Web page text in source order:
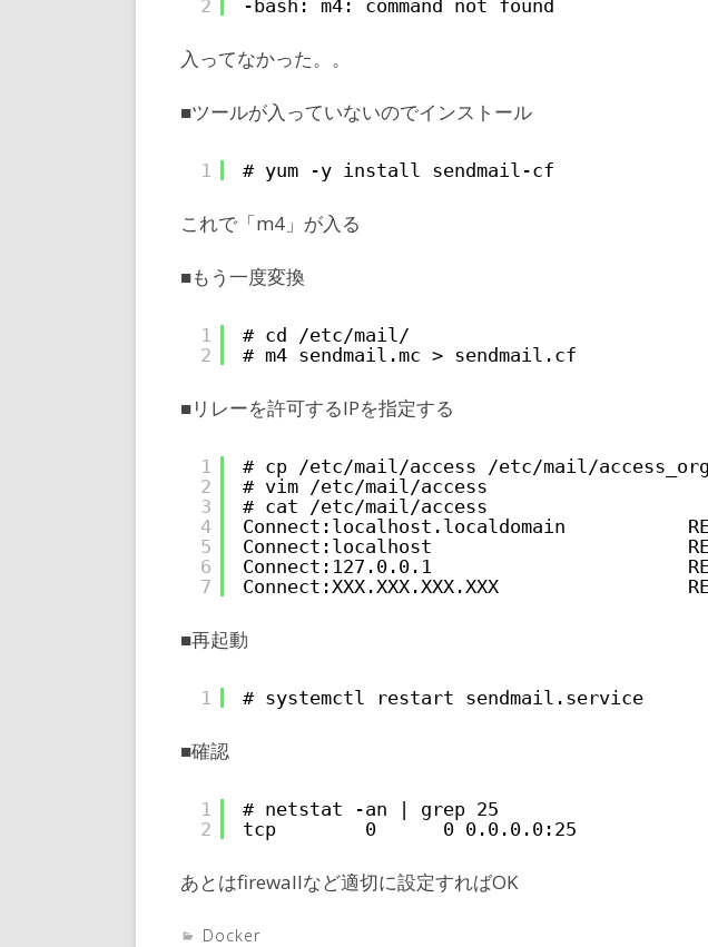
2
-bash: m4: command not found
入ってなかった。。
■ツールが入っていないのでインストール
1 # yum -y install sendmail-cf
これで「m4」が入る
■もう一度変換
1
2
# cd /etc/mail/
# m4 sendmail.mc > sendmail.cf
■リレーを許可するIPを指定する
1
2
3
4
5
6
7
# cp /etc/mail/access /etc/mail/access_org
# vim /etc/mail/access
# cat /etc/mail/access
Connect:localhost.localdomain
Connect:localhost
Connect:127.0.0.1
Connect:XXX.XXX.XXX.XXX
■再起動
1 # systemctl restart sendmail.service
■確認
1
2
# netstat -an | grep 25
tcp        0      0 0.0.0.0:25
あとはfirewallなど適切に設定すればOK
Docker